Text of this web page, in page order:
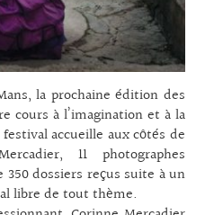
la prochaine édition des
cours à l’imagination et à la
accueille aux côtés de
11 photographes
dossiers reçus suite à un
libre de tout thème.